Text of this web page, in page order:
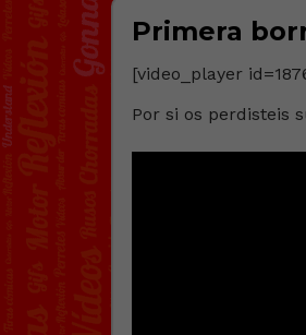
Primera
[video_player
Por si os perdisteis